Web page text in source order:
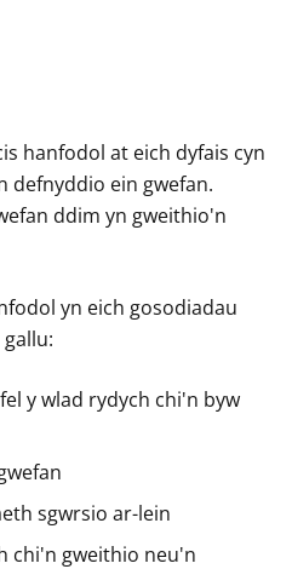
hanfodol at eich dyfais cyn
defnyddio ein gwefan.
ddim yn gweithio'n
yn eich gosodiadau
y wlad rydych chi'n byw
sgwrsio ar-lein
chi'n gweithio neu'n